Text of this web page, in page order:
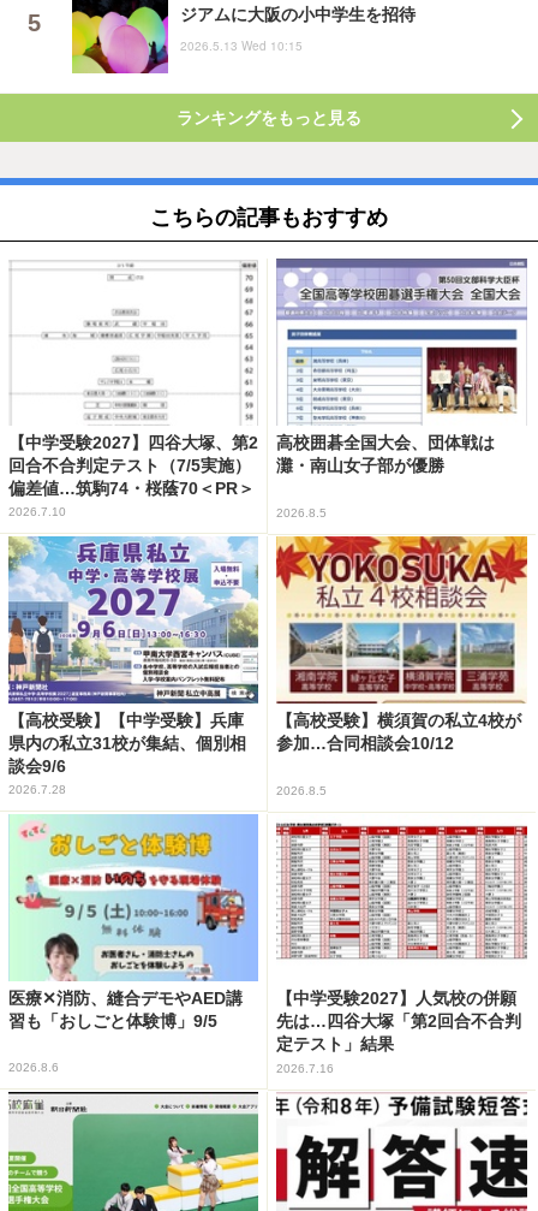
ジアムに大阪の小中学生を招待
2026.5.13 Wed 10:15
ランキングをもっと見る
こちらの記事もおすすめ
【中学受験2027】四谷大塚、第2
回合不合判定テスト（7/5実施）
偏差値…筑駒74・桜蔭70＜PR＞
2026.7.10
高校囲碁全国大会、団体戦は
灘・南山女子部が優勝
2026.8.5
【高校受験】【中学受験】兵庫
県内の私立31校が集結、個別相
談会9/6
2026.7.28
【高校受験】横須賀の私立4校が
参加…合同相談会10/12
2026.8.5
医療✕消防、縫合デモやAED講
習も「おしごと体験博」9/5
2026.8.6
【中学受験2027】人気校の併願
先は…四谷大塚「第2回合不合判
定テスト」結果
2026.7.16